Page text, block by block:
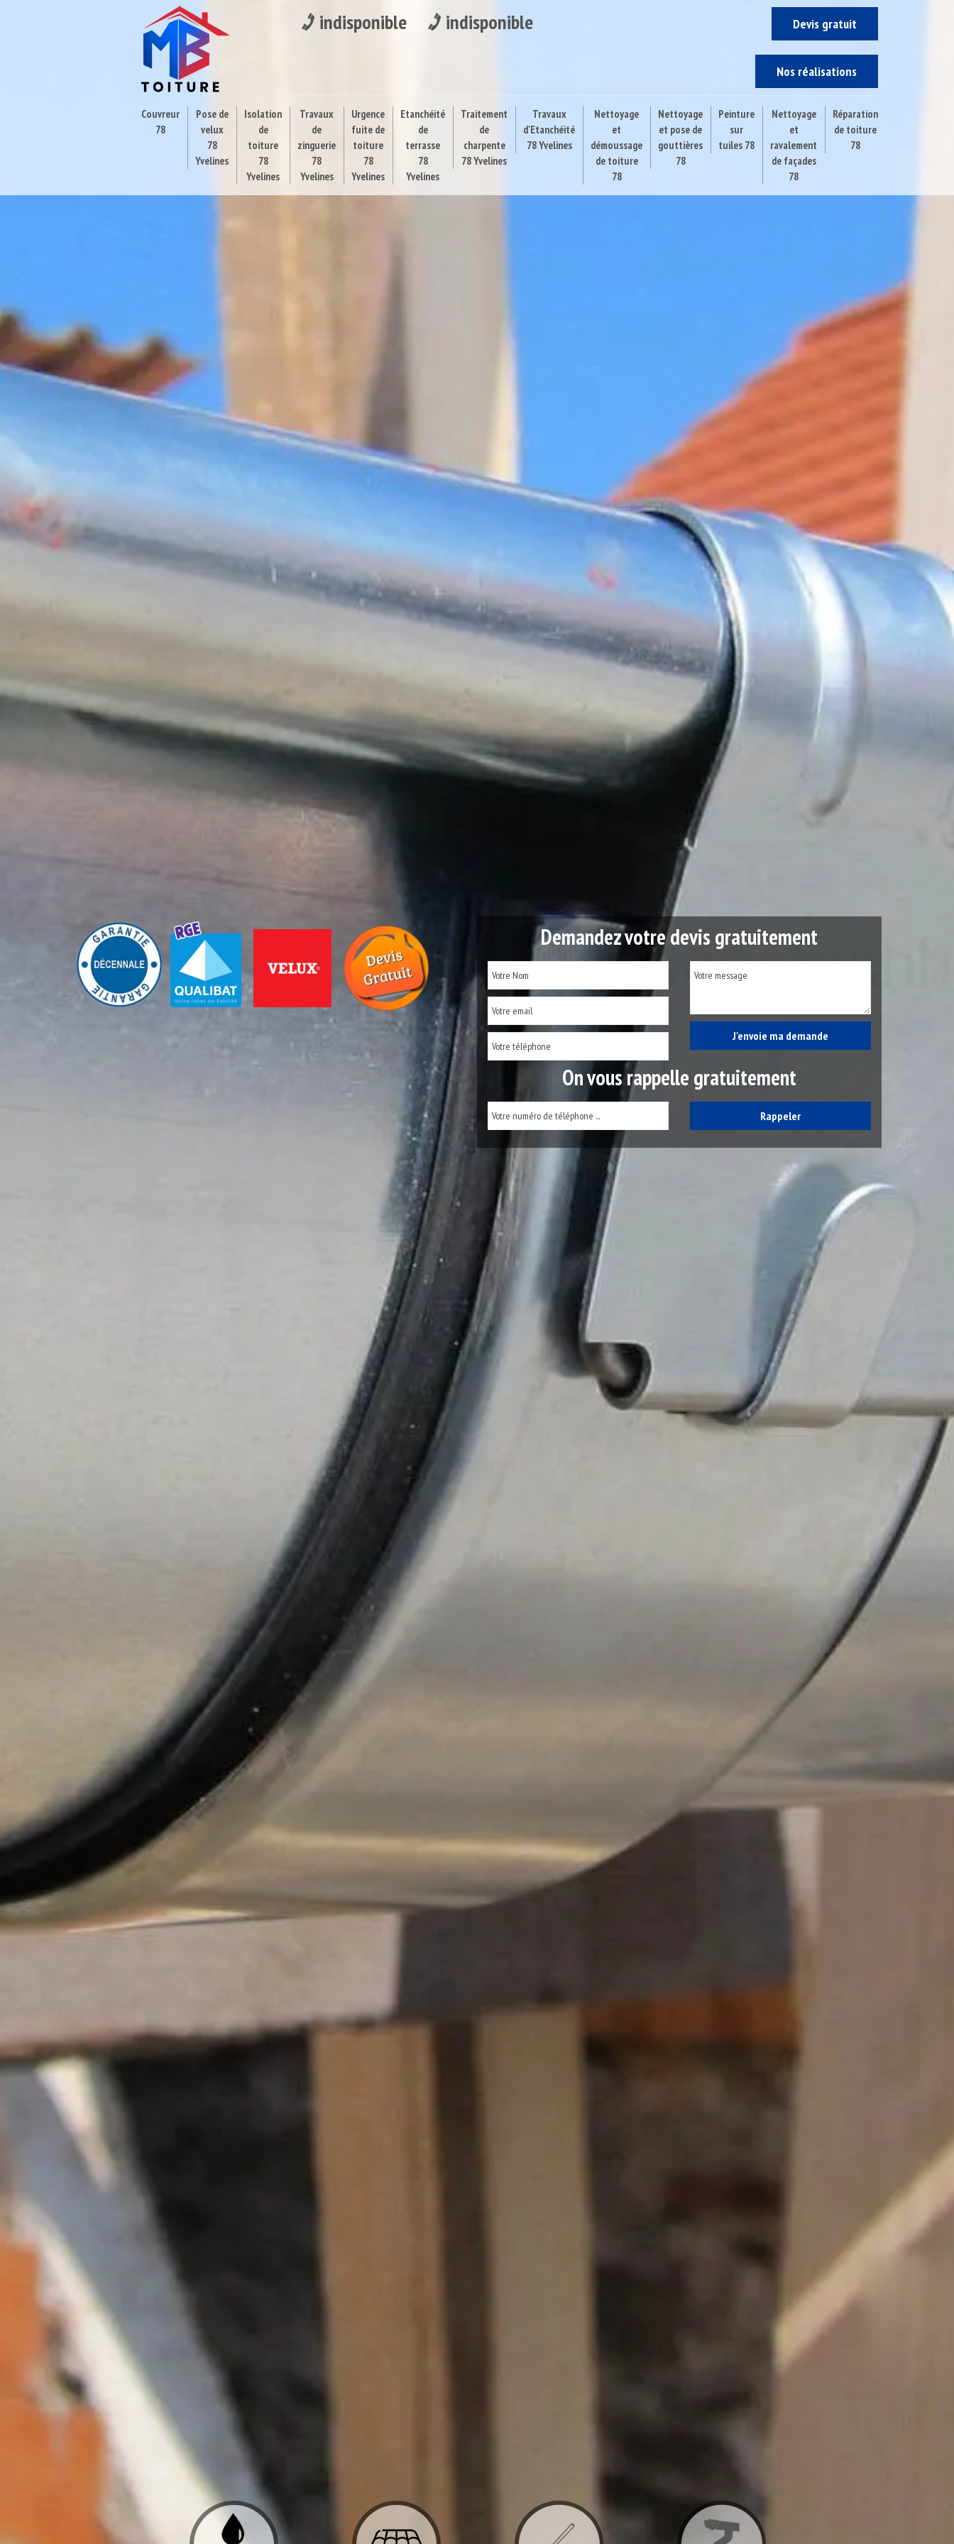
indisponible indisponible Devis gratuit
Nos réalisations
Couvreur
78
Pose de
velux
78
Yvelines
Isolation
de
toiture
78
Yvelines
Travaux
de
zinguerie
78
Yvelines
Urgence
fuite de
toiture
78
Yvelines
Etanchéité
de
terrasse
78
Yvelines
Traitement
de
charpente
78 Yvelines
Travaux
d'Etanchéité
78 Yvelines
Nettoyage
et
démoussage
de toiture
78
Nettoyage
et pose de
gouttières
78
Peinture
sur
tuiles 78
Nettoyage
et
ravalement
de façades
78
Réparation
de toiture
78
Demandez votre devis gratuitement
On vous rappelle gratuitement